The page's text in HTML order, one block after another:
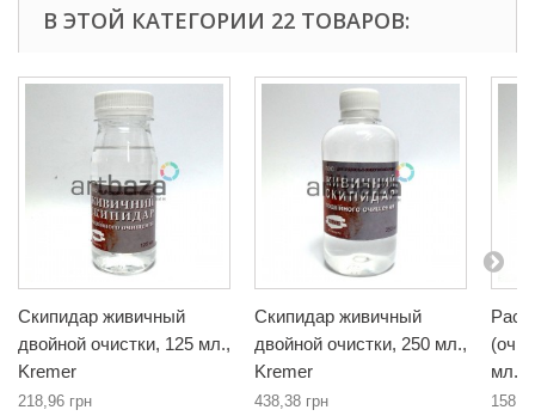
В ЭТОЙ КАТЕГОРИИ 22 ТОВАРОВ:
Скипидар живичный
двойной очистки, 125 мл.,
Kremer
218,96 грн
Скипидар живичный
двойной очистки, 250 мл.,
Kremer
438,38 грн
мл.,